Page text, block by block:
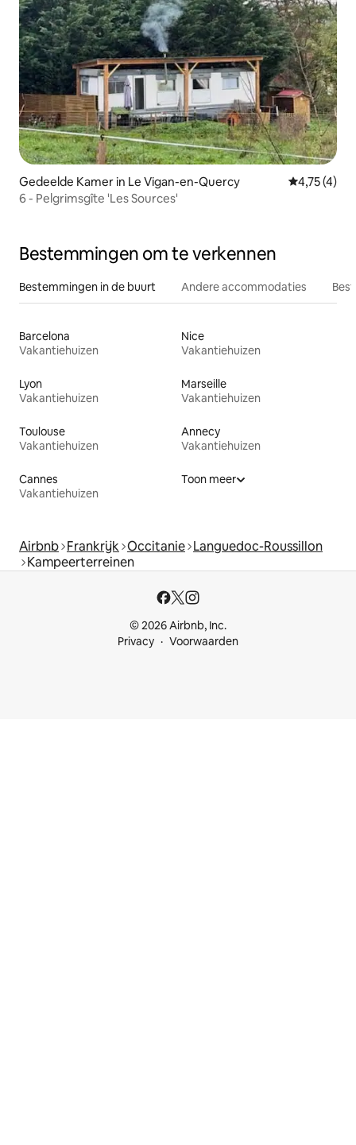
Gedeelde Kamer in Le Vigan-en-Quercy
4,75 (4)
6 - Pelgrimsgîte 'Les Sources'
Bestemmingen om te verkennen
Bestemmingen in de buurt Andere accommodaties
Barcelona
Vakantiehuizen
Nice
Vakantiehuizen
Lyon
Vakantiehuizen
Marseille
Vakantiehuizen
Toulouse
Vakantiehuizen
Annecy
Vakantiehuizen
Cannes
Vakantiehuizen
Toon meer
Airbnb Frankrijk Occitanie Languedoc-Roussillon
Kampeerterreinen
© 2026 Airbnb, Inc.
Privacy
Voorwaarden